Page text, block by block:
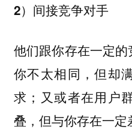
2）间接竞争对手
他们跟你存在一定
你不太相同，但却
求；又或者在用户
叠，但与你存在一定